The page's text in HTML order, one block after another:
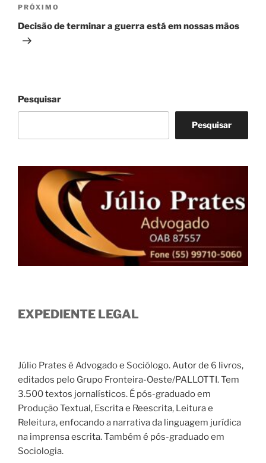
Próximo
post
PRÓXIMO
Decisão de terminar a guerra está em nossas mãos
Pesquisar
Pesquisar
EXPEDIENTE LEGAL
Júlio Prates é Advogado e Sociólogo. Autor de 6 livros,
editados pelo Grupo Fronteira-Oeste/PALLOTTI. Tem
3.500 textos jornalísticos. É pós-graduado em
Produção Textual, Escrita e Reescrita, Leitura e
Releitura, enfocando a narrativa da linguagem jurídica
na imprensa escrita. Também é pós-graduado em
Sociologia.